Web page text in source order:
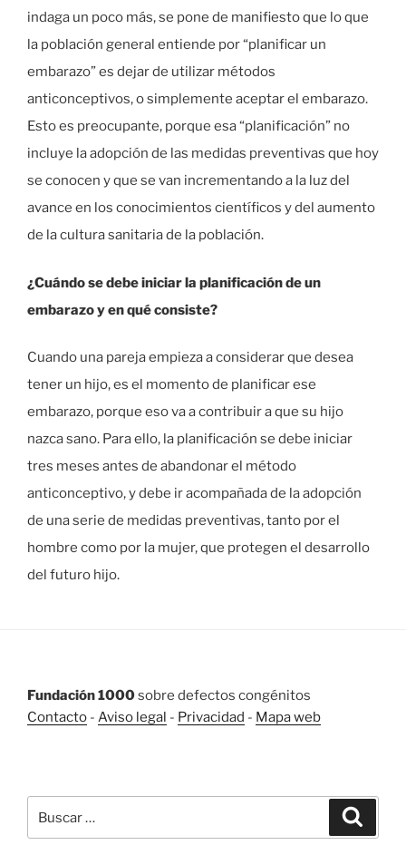
indaga un poco más, se pone de manifiesto que lo que
la población general entiende por “planificar un
embarazo” es dejar de utilizar métodos
anticonceptivos, o simplemente aceptar el embarazo.
Esto es preocupante, porque esa “planificación” no
incluye la adopción de las medidas preventivas que hoy
se conocen y que se van incrementando a la luz del
avance en los conocimientos científicos y del aumento
de la cultura sanitaria de la población.
¿Cuándo se debe iniciar la planificación de un
embarazo y en qué consiste?
Cuando una pareja empieza a considerar que desea
tener un hijo, es el momento de planificar ese
embarazo, porque eso va a contribuir a que su hijo
nazca sano. Para ello, la planificación se debe iniciar
tres meses antes de abandonar el método
anticonceptivo, y debe ir acompañada de la adopción
de una serie de medidas preventivas, tanto por el
hombre como por la mujer, que protegen el desarrollo
del futuro hijo.
Fundación 1000sobre defectos congénitos
Contacto - Aviso legal - Privacidad - Mapa web
BUSCAR
por: